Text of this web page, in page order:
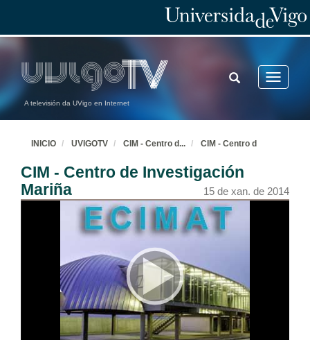
A televisión da UVigo en Internet
Toggle
TOGGLE
SEARCH
INICIO UVIGOTV CIM - Centro d... CIM - Centro d
CIM - Centro de Investigación
Mariña
15 de xan. de 2014